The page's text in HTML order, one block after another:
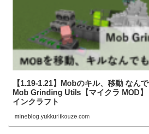
【1.19-1.21】Mobのキル、移動 なん
Mob Grinding Utils【マイクラ MOD】
インクラフト
mineblog.yukkuriikouze.com